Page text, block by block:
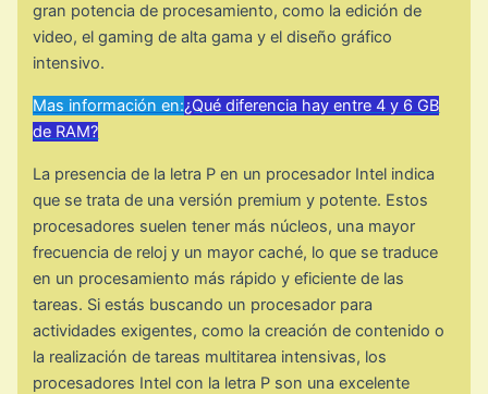
gran potencia de procesamiento, como la edición de
video, el gaming de alta gama y el diseño gráfico
intensivo.
Mas información en:¿Qué diferencia hay entre 4 y 6 GB
de RAM?
La presencia de la letra P en un procesador Intel indica
que se trata de una versión premium y potente. Estos
procesadores suelen tener más núcleos, una mayor
frecuencia de reloj y un mayor caché, lo que se traduce
en un procesamiento más rápido y eficiente de las
tareas. Si estás buscando un procesador para
actividades exigentes, como la creación de contenido o
la realización de tareas multitarea intensivas, los
procesadores Intel con la letra P son una excelente